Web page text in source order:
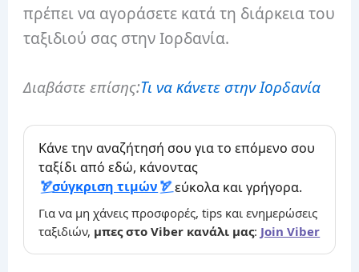
πρέπει να αγοράσετε κατά τη διάρκεια του
ταξιδιού σας στην Ιορδανία.
Διαβάστε επίσης:Τι να κάνετε στην Ιορδανία
Κάνε την αναζήτησή σου για το επόμενο σου
ταξίδι από εδώ, κάνοντας
σύγκριση τιμών
εύκολα και γρήγορα.
Για να μη χάνεις προσφορές, tips και ενημερώσεις
ταξιδιών, μπες στο Viber κανάλι μας: Join Viber